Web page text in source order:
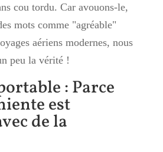
cou tordu. Car avouons-le,
mots comme "agréable"
aériens modernes, nous
peu la vérité !
: Parce
est
de la